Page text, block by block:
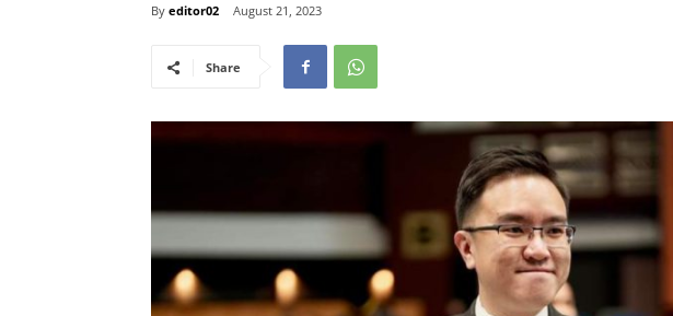
By editor02 August 21, 2023
Share